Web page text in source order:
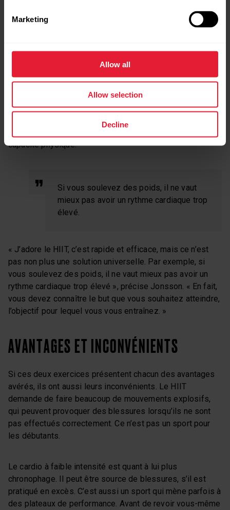
Marketing
Allow all
Allow selection
Decline
HIIT OU CARDIO À FAIBLE INTENSITÉ :
LEQUEL CHOISIR ?
Le HIIT et le cardio à faible intensité méritent tout autant
de figurer sur votre plan d’entraînement. Bien sûr, c’est à
vous de déterminer quand privilégier l’un ou l’autre de ces
capacité physique.
Si vous soulevez des poids, il ne vaut
mieux pas avoir un rythme cardiaque trop
élevé.
« J’adore le HIIT, c’est rapide et efficace, mais ce n’est
pas non plus une solution universelle. Par exemple, si
vous soulevez des poids, il ne vaut mieux pas avoir un
rythme cardiaque trop élevé », précise Jonsson. « En fait,
vous devez connaître le but que vous souhaitez atteindre,
l’objectif pour lequel vous vous entraînez. »
AVANTAGES ET INCONVÉNIENTS
Si ces deux exercices présentent chacun des avantages
avérés, ils ont aussi leurs inconvénients. Le HIIT
demande de faire beaucoup de mouvements explosifs,
qui peuvent provoquer des blessures lorsqu’ils ne sont
pas effectués correctement. Ce n’est pas un sport pour
les débutants.
Le cardio à faible intensité est quant à lui plus
chronophage. Il peut être source de blessures, s’il est
pratiqué en excès. C’est aussi un sport qui mène parfois à
des plateaux de performance. Avant de revoir vous-même